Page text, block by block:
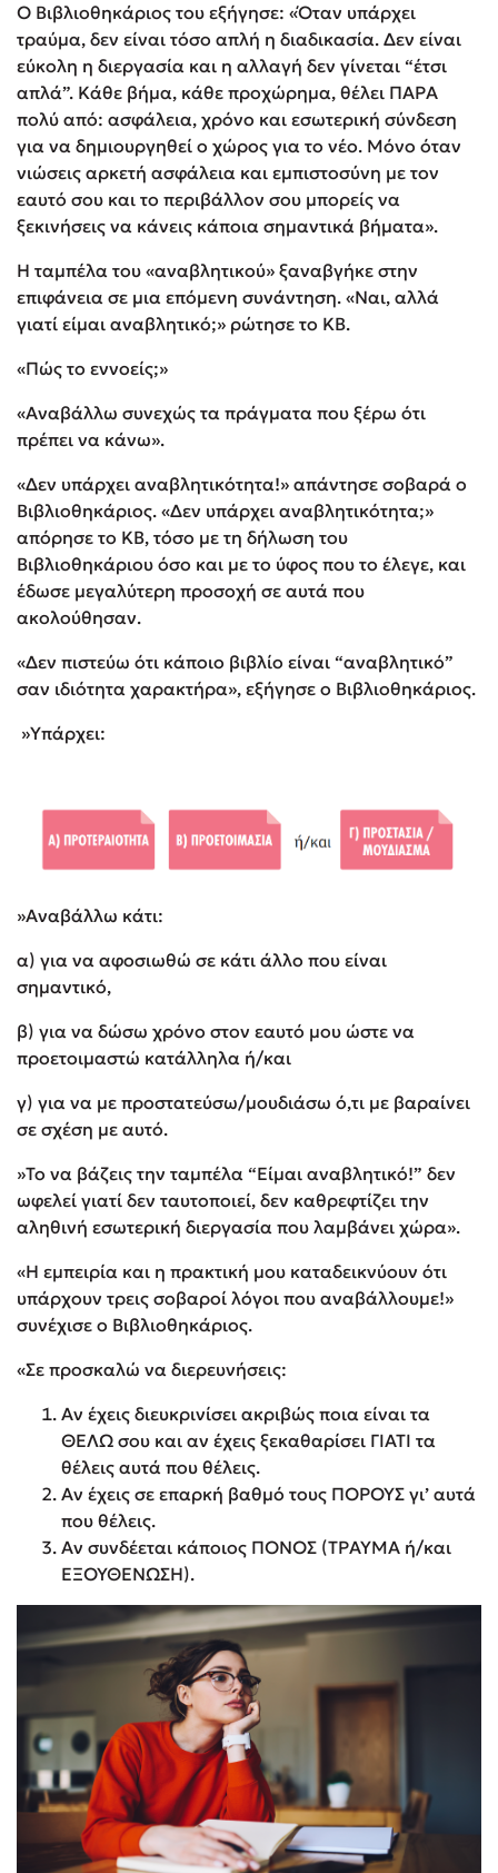
Ο Βιβλιοθηκάριος του εξήγησε: «Όταν υπάρχει
τραύμα, δεν είναι τόσο απλή η διαδικασία. Δεν είναι
εύκολη η διεργασία και η αλλαγή δεν γίνεται “έτσι
απλά”. Κάθε βήμα, κάθε προχώρημα, θέλει ΠΑΡΑ
πολύ από: ασφάλεια, χρόνο και εσωτερική σύνδεση
για να δημιουργηθεί ο χώρος για το νέο. Μόνο όταν
νιώσεις αρκετή ασφάλεια και εμπιστοσύνη με τον
εαυτό σου και το περιβάλλον σου μπορείς να
ξεκινήσεις να κάνεις κάποια σημαντικά βήματα».
Η ταμπέλα του «αναβλητικού» ξαναβγήκε στην
επιφάνεια σε μια επόμενη συνάντηση. «Ναι, αλλά
γιατί είμαι αναβλητικό;» ρώτησε το ΚΒ.
«Πώς το εννοείς;»
«Αναβάλλω συνεχώς τα πράγματα που ξέρω ότι
πρέπει να κάνω».
«Δεν υπάρχει αναβλητικότητα!» απάντησε σοβαρά ο
Βιβλιοθηκάριος. «Δεν υπάρχει αναβλητικότητα;»
απόρησε το ΚΒ, τόσο με τη δήλωση του
Βιβλιοθηκάριου όσο και με το ύφος που το έλεγε, και
έδωσε μεγαλύτερη προσοχή σε αυτά που
ακολούθησαν.
«Δεν πιστεύω ότι κάποιο βιβλίο είναι “αναβλητικό”
σαν ιδιότητα χαρακτήρα», εξήγησε ο Βιβλιοθηκάριος.
»Υπάρχει:
»Αναβάλλω κάτι:
α) για να αφοσιωθώ σε κάτι άλλο που είναι
σημαντικό,
β) για να δώσω χρόνο στον εαυτό μου ώστε να
προετοιμαστώ κατάλληλα ή/και
γ) για να με προστατεύσω/μουδιάσω ό,τι με βαραίνει
σε σχέση με αυτό.
»Το να βάζεις την ταμπέλα “Είμαι αναβλητικό!” δεν
ωφελεί γιατί δεν ταυτοποιεί, δεν καθρεφτίζει την
αληθινή εσωτερική διεργασία που λαμβάνει χώρα».
«Η εμπειρία και η πρακτική μου καταδεικνύουν ότι
υπάρχουν τρεις σοβαροί λόγοι που αναβάλλουμε!»
συνέχισε ο Βιβλιοθηκάριος.
«Σε προσκαλώ να διερευνήσεις:
Αν έχεις διευκρινίσει ακριβώς ποια είναι τα
ΘΕΛΩ σου και αν έχεις ξεκαθαρίσει ΓΙΑΤΙ τα
θέλεις αυτά που θέλεις.
Αν έχεις σε επαρκή βαθμό τους ΠΟΡΟΥΣ γι’ αυτά
που θέλεις.
Αν συνδέεται κάποιος ΠΟΝΟΣ (ΤΡΑΥΜΑ ή/και
ΕΞΟΥΘΕΝΩΣΗ).